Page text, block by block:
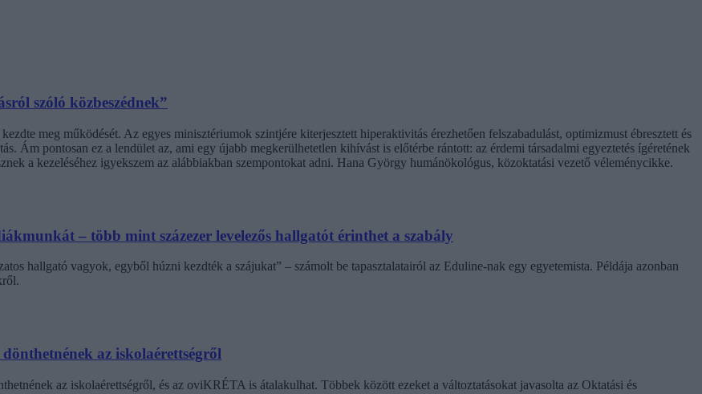
szóló közbeszédnek”
meg működését. Az egyes minisztériumok szintjére kiterjesztett hiperaktivitás érezhetően felszabadulást, optimizmust ébresztett és
Ám pontosan ez a lendület az, ami egy újabb megkerülhetetlen kihívást is előtérbe rántott: az érdemi társadalmi egyeztetés ígéretének
a kezeléséhez igyekszem az alábbiakban szempontokat adni. Hana György humánökológus, közoktatási vezető véleménycikke.
– több mint százezer levelezős hallgatót érinthet a szabály
hallgató vagyok, egyből húzni kezdték a szájukat” – számolt be tapasztalatairól az Eduline-nak egy egyetemista. Példája azonban
az iskolaérettségről
az iskolaérettségről, és az oviKRÉTA is átalakulhat. Többek között ezeket a változtatásokat javasolta az Oktatási és